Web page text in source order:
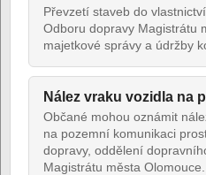
Převzetí staveb do
Odboru dopravy Magistrátu
majetkové správy a údržby
Nález vraku vozidla na
Občané mohou oznámit
na pozemní komunikaci
dopravy, oddělení
Magistrátu města Olomouce.